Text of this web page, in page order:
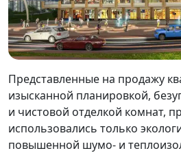
Представленные на продажу
изысканной планировкой,
и чистовой отделкой комнат,
использовались только
повышенной шумо- и